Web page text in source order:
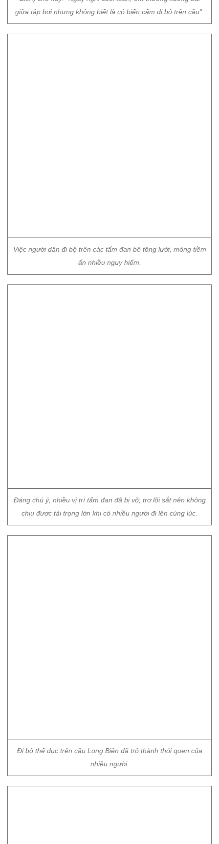
giữa tập bơi nhưng không biết là có biển cấm đi bộ trên cầu".
Việc người dân đi bộ trên các tấm đan bê tông lưới, mỏng tiềm
ẩn nhiều nguy hiểm.
Đáng chú ý, nhiều vị trí tấm đan đã bị vỡ, trơ lõi sắt nên không
chịu được tải trọng lớn khi có nhiều người đi lên cùng lúc.
Đi bộ thể dục trên cầu Long Biên đã trở thành thói quen của
nhiều người.